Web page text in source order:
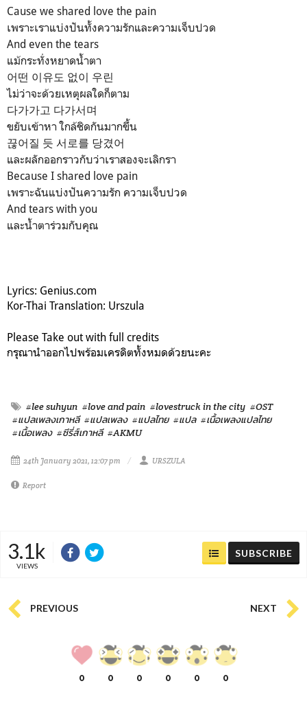
Cause we shared love the pain
เพราะเราแบ่งปันทั้งความรักและความเจ็บปวด
And even the tears
แม้กระทั่งหยาดน้ำตา
어떤 이유도 없이 우린
ไม่ว่าจะด้วยเหตุผลใดก็ตาม
다가가고 다가서며
ขยับเข้าหา ใกล้ชิดกันมากขึ้น
끊어질 듯 서로를 당겼어
และผลักออกราวกับว่าเราสองจะเลิกรา
Because I shared love pain
เพราะฉันแบ่งปันความรัก ความเจ็บปวด
And tears with you
และน้ำตาร่วมกับคุณ
Lyrics: Genius.com
Kor-Thai Translation: Urszula
Please Take out with full credits
กรุณานำออกไปพร้อมเครดิตทั้งหมดด้วยนะคะ
#lee suhyun #love and pain #lovestruck in the city #OST
#แปลเพลงเกาหลี #แปลเพลง #แปลไทย #แปล #เนื้อเพลงแปลไทย
#เนื้อเพลง #ซีรี่ส์เกาหลี #AKMU
24th January 2021, 12:07 pm URSZULA
Report
3.1k
VIEWS
SUBSCRIBE
PREVIOUS NEXT
0 0 0 0 0 0